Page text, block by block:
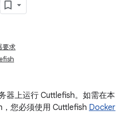
要求
器上运行 Cuttlefish。如需在本
您必须使用 Cuttlefish Docker